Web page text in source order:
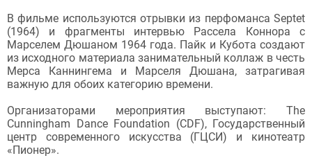
В фильме используются отрывки из перфоманса Septet
(1964) и фрагменты интервью Рассела Коннора с
Марселем Дюшаном 1964 года. Пайк и Кубота создают
из исходного материала занимательный коллаж в честь
Мерса Каннингема и Марселя Дюшана, затрагивая
важную для обоих категорию времени.
Организаторами мероприятия выступают: The
Cunningham Dance Foundation (CDF), Государственный
центр современного искусства (ГЦСИ) и кинотеатр
«Пионер».